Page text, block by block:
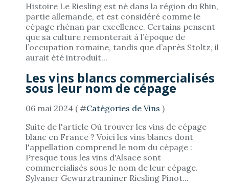
Histoire Le Riesling est né dans la région du Rhin,
partie allemande, et est considéré comme le
cépage rhénan par excellence. Certains pensent
que sa culture remonterait à l’époque de
l’occupation romaine, tandis que d’après Stoltz, il
aurait été introduit...
Les vins blancs commercialisés
sous leur nom de cépage
06 mai 2024 ( #Catégories de Vins )
Suite de l'article Où trouver les vins de cépage
blanc en France ? Voici les vins blancs dont
l'appellation comprend le nom du cépage :
Presque tous les vins d'Alsace sont
commercialisés sous le nom de leur cépage.
Sylvaner Gewurztraminer Riesling Pinot...